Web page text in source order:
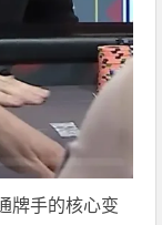
牌手的核心变